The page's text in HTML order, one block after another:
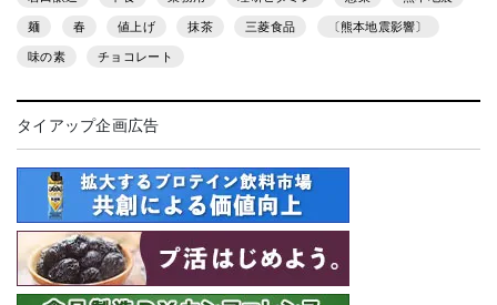
麺 春 値上げ 抹茶 三菱食品 〔熊本地震影響〕
味の素 チョコレート
タイアップ企画広告